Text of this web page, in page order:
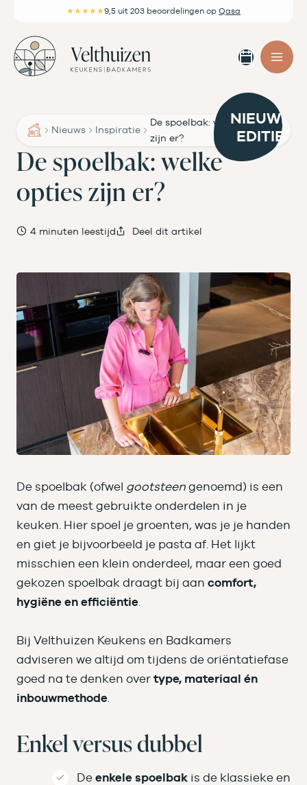
inhoud
★★★★★9,5 uit 203 beoordelingen op Qasa
maken
Nieuws Inspiratie
De spoelbak: welke opties
zijn er?
De spoelbak: welke
opties zijn er?
4 minuten leestijd Deel dit artikel
De spoelbak (ofwel gootsteen genoemd) is een
van de meest gebruikte onderdelen in je
keuken. Hier spoel je groenten, was je je handen
en giet je bijvoorbeeld je pasta af. Het lijkt
misschien een klein onderdeel, maar een goed
gekozen spoelbak draagt bij aan comfort,
hygiëne en efficiëntie.
Bij Velthuizen Keukens en Badkamers
adviseren we altijd om tijdens de oriëntatiefase
goed na te denken over type, materiaal én
inbouwmethode.
Enkel versus dubbel
De enkele spoelbakis de klassieke en
NIEUWE
EDITIE